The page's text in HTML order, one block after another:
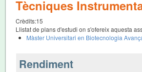
Tècniques
Crèdits:15
Llistat de plans d'estudi on s'ofereix aquesta
Màster Universitari en Biotecnologia
Rendiment